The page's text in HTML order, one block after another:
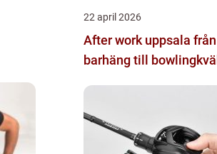
22 april 2026
After work uppsala från
barhäng till bowlingkväll